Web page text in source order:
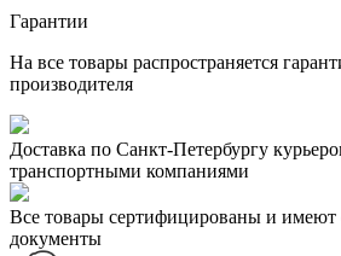
Гарантии
На все товары распространяется
производителя
Доставка по Санкт-Петербургу
транспортными компаниями
Все товары сертифицированы и имеют
документы